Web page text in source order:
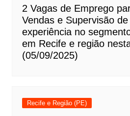
2 Vagas de Emprego
Vendas e Supervisão
experiência no
em Recife e região
(05/09/2025)
Recife e Região (PE)